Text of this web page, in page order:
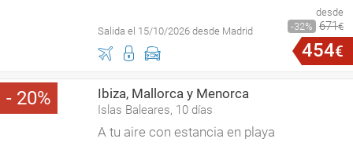
Salida el 15/10/2026 desde Madrid
desde
32
671€
454€
20 Ibiza, Mallorca y Menorca
Islas Baleares, 10 días
A tu aire con estancia en playa